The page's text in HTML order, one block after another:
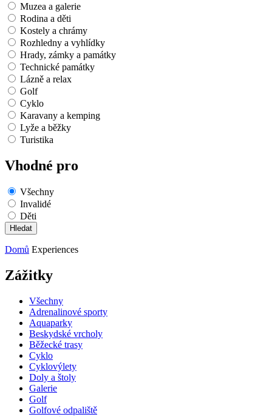
Muzea a galerie
Rodina a děti
Kostely a chrámy
Rozhledny a vyhlídky
Hrady, zámky a památky
Technické památky
Lázně a relax
Golf
Cyklo
Karavany a kemping
Lyže a běžky
Turistika
Vhodné pro
Všechny
Invalidé
Děti
Domů Experiences
Zážitky
Všechny
Adrenalinové sporty
Aquaparky
Beskydské vrcholy
Běžecké trasy
Cyklo
Cyklovýlety
Doly a štoly
Galerie
Golf
Golfové odpaliště